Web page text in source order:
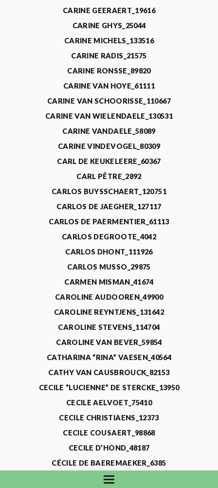
CARINE GEERAERT_19616
CARINE GHYS_25044
CARINE MICHELS_133516
CARINE RADIS_21575
CARINE RONSSE_89820
CARINE VAN HOYE_61111
CARINE VAN SCHOORISSE_110667
CARINE VAN WIELENDAELE_130531
CARINE VANDAELE_58089
CARINE VINDEVOGEL_80309
CARL DE KEUKELEERE_60367
CARL PÊTRE_2892
CARLOS BUYSSCHAERT_120751
CARLOS DE JAEGHER_127117
CARLOS DE PAERMENTIER_61113
CARLOS DEGROOTE_4042
CARLOS DHONT_111926
CARLOS MUSSO_29875
CARMEN MISMAN_41674
CAROLINE AUDOOREN_49900
CAROLINE REYNTJENS_131642
CAROLINE STEVENS_114704
CAROLINE VAN BEVER_59854
CATHARINA “RINA” VAESEN_40564
CATHY VAN CAUSBROUCK_82153
CECILE “LUCIENNE” DE STERCKE_13950
CECILE AELVOET_75410
CECILE CHRISTIAENS_12373
CECILE COUSAERT_98868
CECILE D’HOND_48187
CÉCILE DE BAEREMAEKER_6385
CECILE DE WAELE_4731